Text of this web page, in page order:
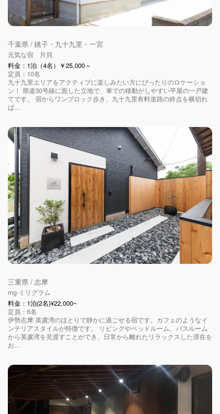
千葉県 / 銚子・九十九里・一宮
元気な宿 片貝
料金：1泊（4名）￥25,000～
定員：10名
九十九里エリアをアクティブに楽しみたい方にぴったりのロケーショ
ン！ 県道30号線に面した立地で、車での移動がしやすい平屋の一戸建
てです。 宿からワンブロック歩き、九十九里有料道路の終点を横切れ
ば...
三重県 / 志摩
mg-ミリグラム
料金：1泊(2名)¥22,000~
定員：6名
伊勢志摩 英虞湾のほとりで静かに過ごせる宿です。カフェのようなイ
ンテリアスタイルが特徴です。 リビングやベッドルーム、バスルーム
から英虞湾を見渡すことができ、日常から離れたリラックスした滞在を
お...